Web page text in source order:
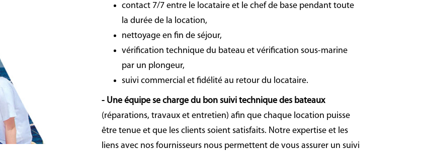
contact 7/7 entre le locataire et le chef de base pendant toute
la durée de la location,
nettoyage en fin de séjour,
vérification technique du bateau et vérification sous-marine
par un plongeur,
suivi commercial et fidélité au retour du locataire.
- Une équipe se charge du bon suivi technique des bateaux
(réparations, travaux et entretien) afin que chaque location puisse
être tenue et que les clients soient satisfaits. Notre expertise et les
liens avec nos fournisseurs nous permettent de vous assurer un suivi